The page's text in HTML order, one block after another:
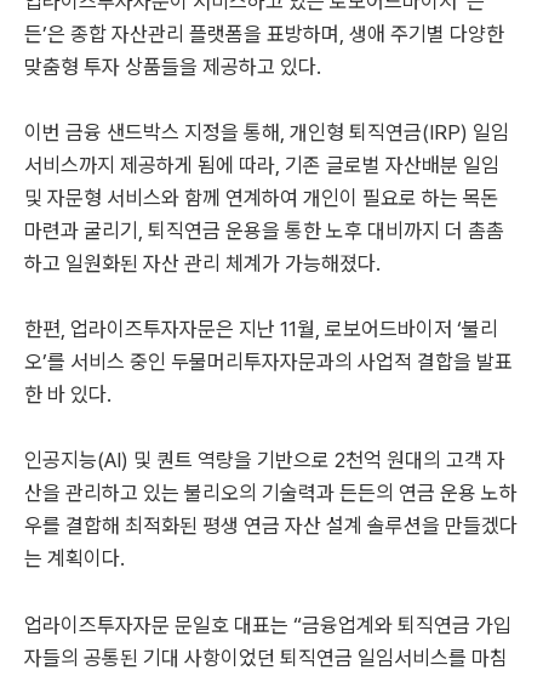
든’은 종합 자산관리 플랫폼을 표방하며, 생애 주기별 다양한
맞춤형 투자 상품들을 제공하고 있다.
이번 금융 샌드박스 지정을 통해, 개인형 퇴직연금(IRP) 일임
서비스까지 제공하게 됨에 따라, 기존 글로벌 자산배분 일임
및 자문형 서비스와 함께 연계하여 개인이 필요로 하는 목돈
마련과 굴리기, 퇴직연금 운용을 통한 노후 대비까지 더 촘촘
하고 일원화된 자산 관리 체계가 가능해졌다.
한편, 업라이즈투자자문은 지난 11월, 로보어드바이저 ‘불리
오’를 서비스 중인 두물머리투자자문과의 사업적 결합을 발표
한 바 있다.
인공지능(AI) 및 퀀트 역량을 기반으로 2천억 원대의 고객 자
산을 관리하고 있는 불리오의 기술력과 든든의 연금 운용 노하
우를 결합해 최적화된 평생 연금 자산 설계 솔루션을 만들겠다
는 계획이다.
업라이즈투자자문 문일호 대표는 “금융업계와 퇴직연금 가입
자들의 공통된 기대 사항이었던 퇴직연금 일임서비스를 마침